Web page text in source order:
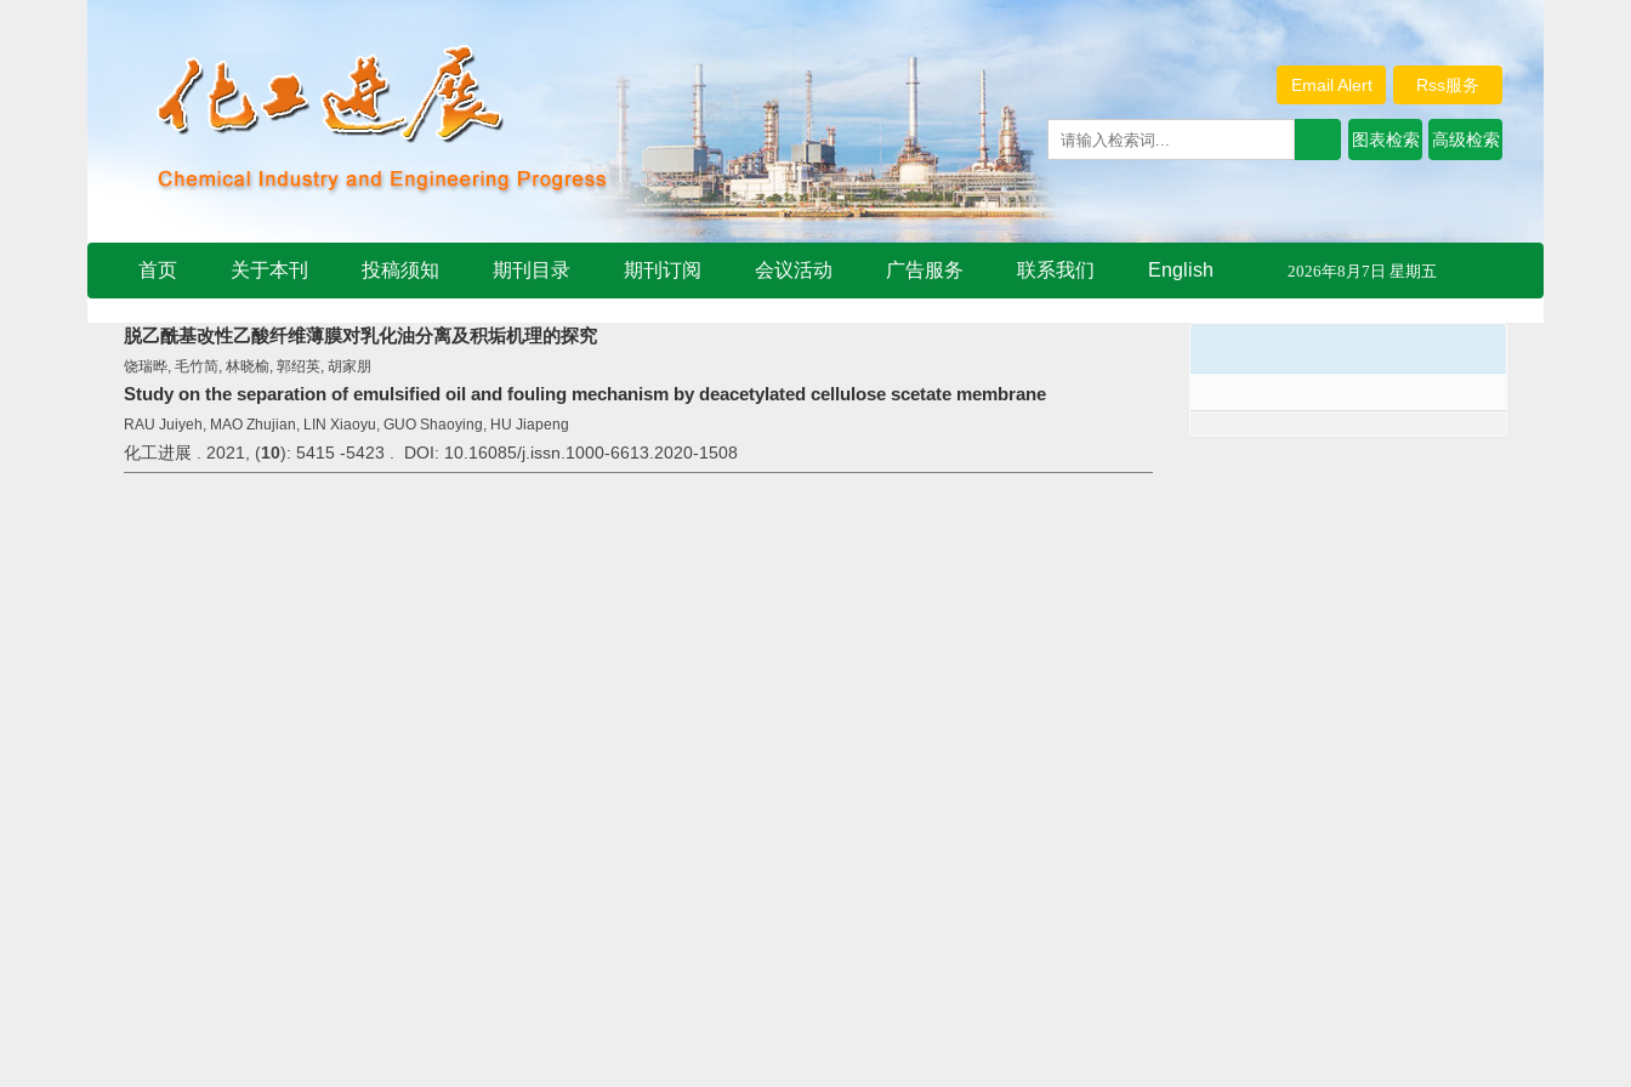
Rss服务
Email Alert
首页 关于本刊 投稿须知 期刊目录 期刊订阅 会议活动 广告服务 联系我们 English 2026年8月7日 星期五
脱乙酰基改性乙酸纤维薄膜对乳化油分离及积垢机理的探究
饶瑞晔, 毛竹简, 林晓榆, 郭绍英, 胡家朋
Study on the separation of emulsified oil and fouling mechanism by deacetylated cellulose scetate membrane
RAU Juiyeh, MAO Zhujian, LIN Xiaoyu, GUO Shaoying, HU Jiapeng
化工进展 . 2021, (10): 5415 -5423 . DOI: 10.16085/j.issn.1000-6613.2020-1508